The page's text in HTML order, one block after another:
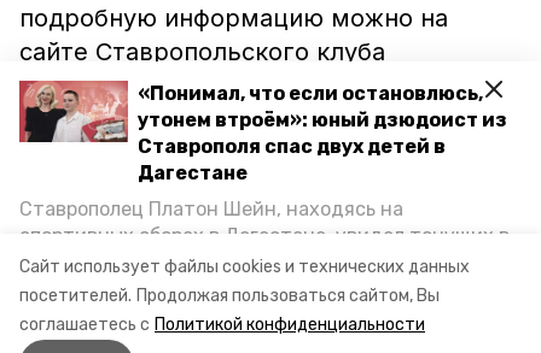
Сайт использует файлы cookies и технических данных
посетителей. Продолжая пользоваться сайтом, Вы
соглашаетесь с Политикой конфиденциальности
«Понимал, что если остановлюсь,
утонем втроём»: юный дзюдоист из
Ставрополя спас двух детей в
Дагестане
Ставрополец Платон Шейн, находясь на
спортивных сборах в Дегестане, увидел тонущих в
Каспийском море детей и бросился на помощь. По
возвращении домой, отважного мальчика
пригласили в министерство образования края и
наградили. Корреспондент «Победы26» пообщался
подробную информацию можно на
сайте Ставропольского клуба
любителей фигурного катания.
Напомним, что в конце 2018 года к
тренировкам в ледовом дворце
краевой столицыприступилиболее ста
детей. Тем временем в Будённовске
проходил Кубок Ставропольского края
по фигурному катанию.